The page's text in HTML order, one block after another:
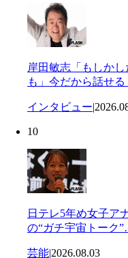
岸田敏志「もしか
も」今だから話せ
インタビュー|
10
日テレ5年め女子ア
の“ガチ宇宙トーク
芸能|2026.08.03